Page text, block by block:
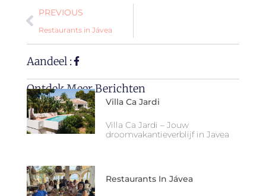
PREVIOUS
Restaurants in Jávea
Aandeel :
Ontdek Meer Berichten
Villa Ca Jardi
Villa Ca Jardi – Jouw
droomvakantieverblijf in Javea
Restaurants In Jávea